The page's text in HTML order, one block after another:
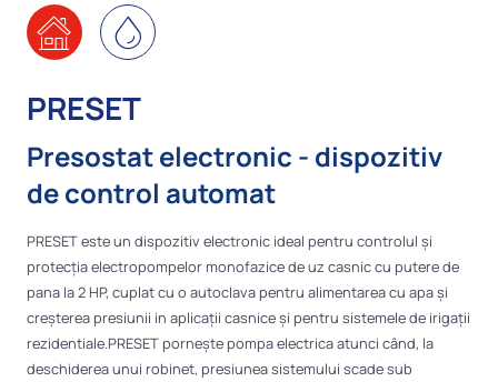
PRESET
Presostat electronic - dispozitiv
de control automat
PRESET este un dispozitiv electronic ideal pentru controlul și
protecția electropompelor monofazice de uz casnic cu putere de
pana la 2 HP, cuplat cu o autoclava pentru alimentarea cu apa și
creșterea presiunii in aplicații casnice și pentru sistemele de irigații
rezidentiale.PRESET pornește pompa electrica atunci când, la
deschiderea unui robinet, presiunea sistemului scade sub